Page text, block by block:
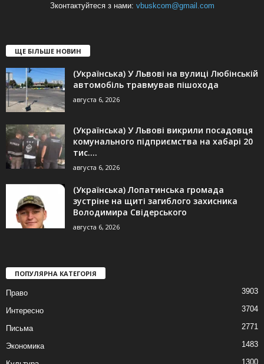
Зконтактуйтеся з нами: vbuskcom@gmail.com
ЩЕ БІЛЬШЕ НОВИН
(Українська) У Львові на вулиці Любінській
автомобіль травмував пішохода
августа 6, 2026
(Українська) У Львові викрили посадовця
комунального підприємства на хабарі 20
тис....
августа 6, 2026
(Українська) Лопатинська громада
зустріне на щиті загиблого захисника
Володимира Свідерського
августа 6, 2026
ПОПУЛЯРНА КАТЕГОРІЯ
Право 3903
Интересно 3704
Письма 2771
Экономика 1483
1300